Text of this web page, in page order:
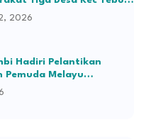
2026
Hadiri Pelantikan
Pemuda Melayu
Periode 2026–2031